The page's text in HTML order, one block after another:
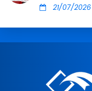
21/07/2026